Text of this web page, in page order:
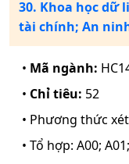
30. Khoa học dữ
tài chính; An
• Mã ngành:
• Chỉ tiêu: 52
• Phương thức
• Tổ hợp: A00;